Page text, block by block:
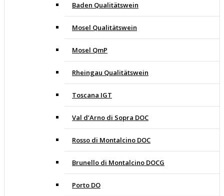
Baden Qualitätswein
Mosel Qualitätswein
Mosel QmP
Rheingau Qualitätswein
Toscana IGT
Val d’Arno di Sopra DOC
Rosso di Montalcino DOC
Brunello di Montalcino DOCG
Porto DO